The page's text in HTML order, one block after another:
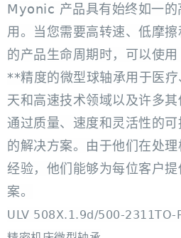
Myonic 产品具有始终如一的
用。当您需要高转速、低摩
的产品生命周期时，可以使
**精度的微型球轴承用于医
天和高速技术领域以及许多
通过质量、速度和灵活性的
的解决方案。由于他们在处
经验，他们能够为每位客户
案。
ULV 508X.1.9d/500-2311TO-